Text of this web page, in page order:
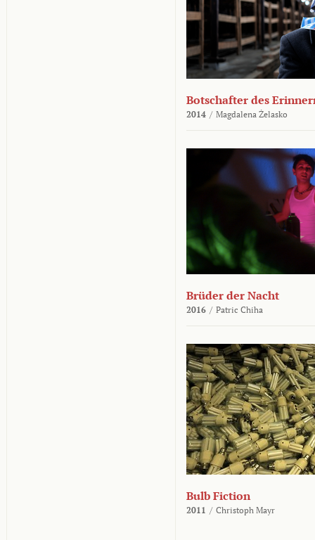
Botschafter des
2014 / Magdalena Żelasko
Brüder der Nacht
2016 / Patric Chiha
Bulb Fiction
2011 / Christoph Mayr